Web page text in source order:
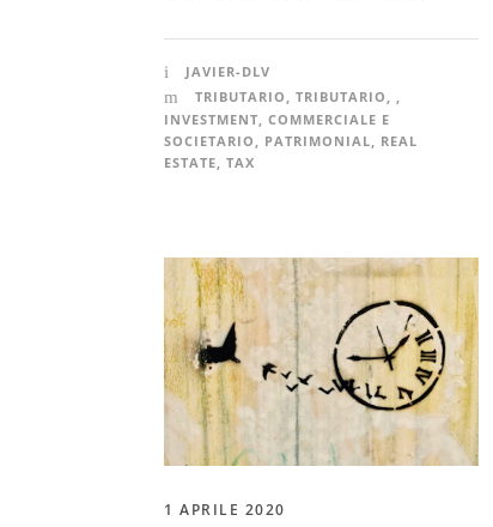
JAVIER-DLV
TRIBUTARIO , TRIBUTARIO , ,
INVESTMENT, COMMERCIALE E
SOCIETARIO , PATRIMONIAL, REAL
ESTATE, TAX
1 APRILE 2020